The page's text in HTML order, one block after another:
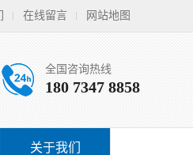
在线留言 网站地图
全国咨询热线
180 7347 8858
关于我们